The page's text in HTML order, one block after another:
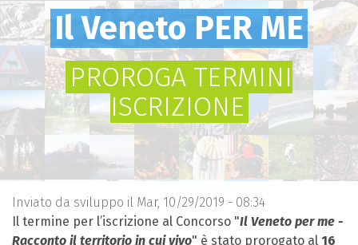
Il Veneto PER ME
PROROGA TERMINI
ISCRIZIONE
Inviato da sviluppo il Mar, 10/29/2019 - 08:34
Il termine per l’iscrizione al Concorso "Il Veneto per me -
Racconto il territorio in cui vivo" è stato prorogato al 16